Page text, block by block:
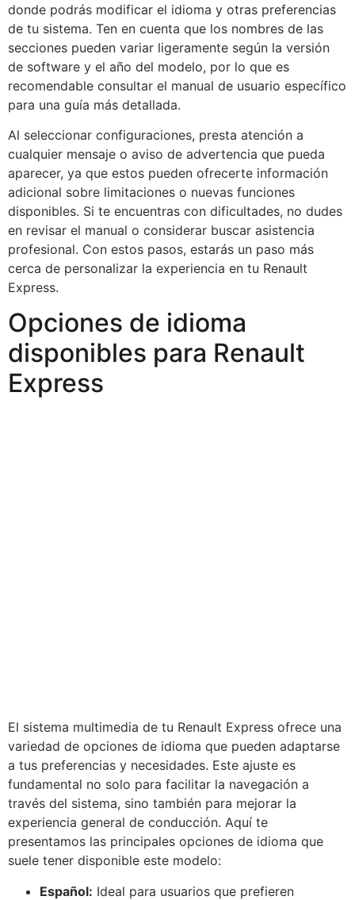
donde podrás modificar el idioma y otras preferencias
de tu sistema. Ten en cuenta que los nombres de las
secciones pueden variar ligeramente según la versión
de software y el año del modelo, por lo que es
recomendable consultar el manual de usuario específico
para una guía más detallada.
Al seleccionar configuraciones, presta atención a
cualquier mensaje o aviso de advertencia que pueda
aparecer, ya que estos pueden ofrecerte información
adicional sobre limitaciones o nuevas funciones
disponibles. Si te encuentras con dificultades, no dudes
en revisar el manual o considerar buscar asistencia
profesional. Con estos pasos, estarás un paso más
cerca de personalizar la experiencia en tu Renault
Express.
Opciones de idioma
disponibles para Renault
Express
El sistema multimedia de tu Renault Express ofrece una
variedad de opciones de idioma que pueden adaptarse
a tus preferencias y necesidades. Este ajuste es
fundamental no solo para facilitar la navegación a
través del sistema, sino también para mejorar la
experiencia general de conducción. Aquí te
presentamos las principales opciones de idioma que
suele tener disponible este modelo:
Español: Ideal para usuarios que prefieren